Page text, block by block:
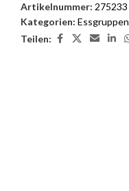
Artikelnummer: 275233
Kategorien: Essgruppen
Teilen: